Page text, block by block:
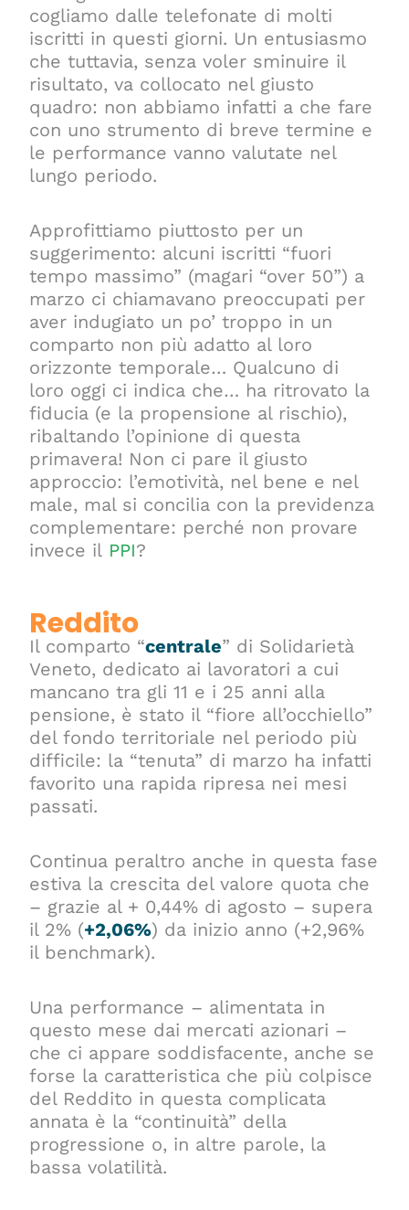
cogliamo dalle telefonate di molti
iscritti in questi giorni. Un entusiasmo
che tuttavia, senza voler sminuire il
risultato, va collocato nel giusto
quadro: non abbiamo infatti a che fare
con uno strumento di breve termine e
le performance vanno valutate nel
lungo periodo.
Approfittiamo piuttosto per un
suggerimento: alcuni iscritti “fuori
tempo massimo” (magari “over 50”) a
marzo ci chiamavano preoccupati per
aver indugiato un po’ troppo in un
comparto non più adatto al loro
orizzonte temporale… Qualcuno di
loro oggi ci indica che… ha ritrovato la
fiducia (e la propensione al rischio),
ribaltando l’opinione di questa
primavera! Non ci pare il giusto
approccio: l’emotività, nel bene e nel
male, mal si concilia con la previdenza
complementare: perché non provare
invece il PPI?
Reddito
Il comparto “centrale” di Solidarietà
Veneto, dedicato ai lavoratori a cui
mancano tra gli 11 e i 25 anni alla
pensione, è stato il “fiore all’occhiello”
del fondo territoriale nel periodo più
difficile: la “tenuta” di marzo ha infatti
favorito una rapida ripresa nei mesi
passati.
Continua peraltro anche in questa fase
estiva la crescita del valore quota che
– grazie al + 0,44% di agosto – supera
il 2% (+2,06%) da inizio anno (+2,96%
il benchmark).
Una performance – alimentata in
questo mese dai mercati azionari –
che ci appare soddisfacente, anche se
forse la caratteristica che più colpisce
del Reddito in questa complicata
annata è la “continuità” della
progressione o, in altre parole, la
bassa volatilità.